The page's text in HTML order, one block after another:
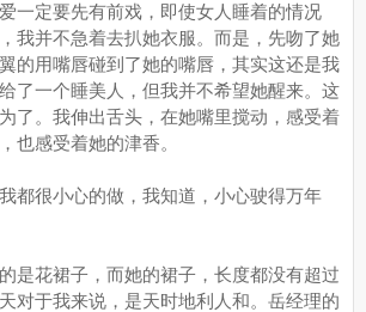
定要先有前戏，即使女人睡着的情况
我并不急着去扒她衣服。而是，先吻了她
的用嘴唇碰到了她的嘴唇，其实这还是我
了一个睡美人，但我并不希望她醒来。这
了。我伸出舌头，在她嘴里搅动，感受着
也感受着她的津香。
很小心的做，我知道，小心驶得万年
花裙子，而她的裙子，长度都没有超过
对于我来说，是天时地利人和。岳经理的